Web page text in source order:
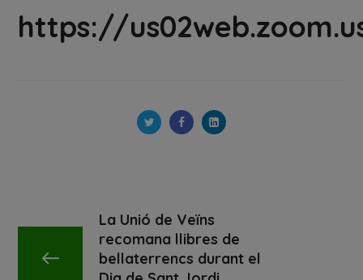
https://
La Unió de Veïns
recomana llibres de
bellaterrencs durant el